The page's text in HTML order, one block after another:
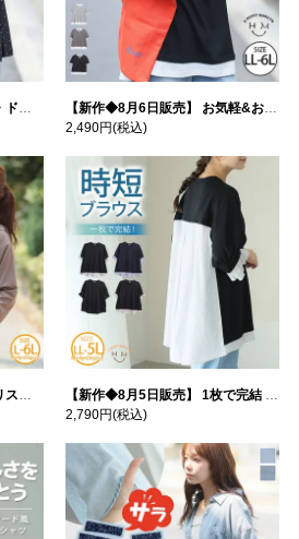
マリリン
【新作◆8月6日販売】 お気軽&お手軽 選べるデザイン 接触冷感 レイヤード風 コットン トップス | 大きいサイズの通販ならハッピーマリリン
2,490円(税込)
マリリン
【新作◆8月5日販売】 1枚で完結 袖口＆バック フハク使い トップス | 大きいサイズの通販ならハッピーマリリン
2,790円(税込)